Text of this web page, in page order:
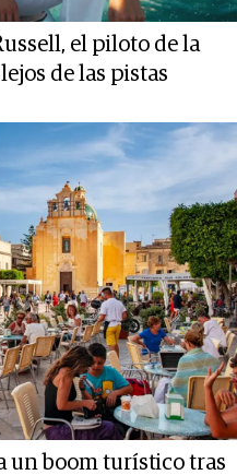
el piloto de la
de las pistas
un boom turístico tras